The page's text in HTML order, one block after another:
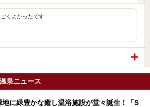
くよかったです
泉ニュース
地に緑豊かな癒し温浴施設が堂々誕生！「S